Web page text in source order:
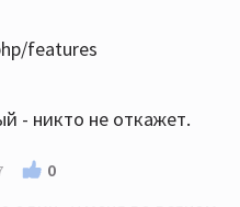
features
- никто не откажет.
0